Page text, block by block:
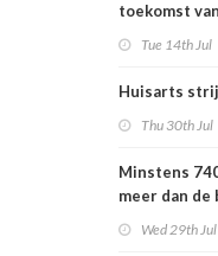
toekomst
Tue 14th Jul
Huisarts
Thu 30th Jul
Minstens
meer dan de
Wed 29th Jul